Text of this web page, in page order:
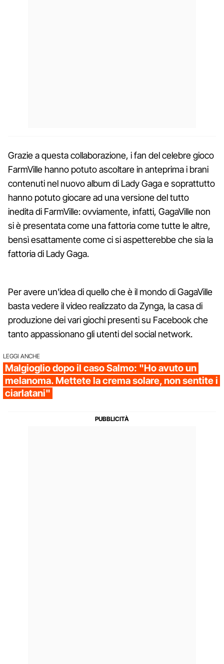
Grazie a questa collaborazione, i fan del celebre gioco
FarmVille hanno potuto ascoltare in anteprima i brani
contenuti nel nuovo album di Lady Gaga e soprattutto
hanno potuto giocare ad una versione del tutto
inedita di FarmVille: ovviamente, infatti, GagaVille non
si è presentata come una fattoria come tutte le altre,
bensì esattamente come ci si aspetterebbe che sia la
fattoria di Lady Gaga.
Per avere un'idea di quello che è il mondo di GagaVille
basta vedere il video realizzato da Zynga, la casa di
produzione dei vari giochi presenti su Facebook che
tanto appassionano gli utenti del social network.
LEGGI ANCHE
Malgioglio dopo il caso Salmo: "Ho avuto un
melanoma. Mettete la crema solare, non sentite i
ciarlatani"